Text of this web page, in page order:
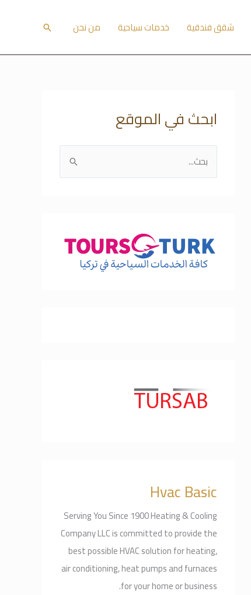
شقق فندقية خدمات سياحية من نحن البحث
ابحث في الموقع
ل
ع
Hvac Basic
Serving You Since 1900 Heating & Cooling
Company LLC is committed to provide the
best possible HVAC solution for heating,
air conditioning, heat pumps and furnaces
for your home or business.